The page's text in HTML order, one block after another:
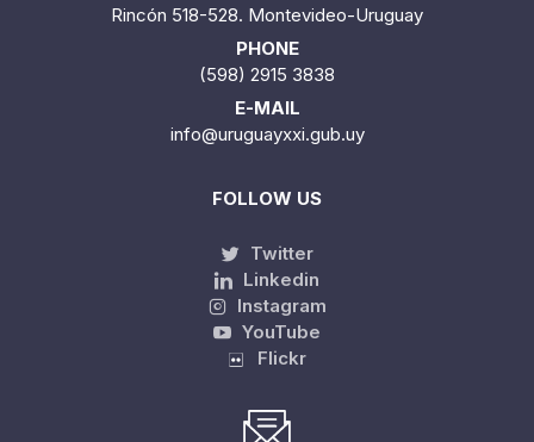
Rincón 518-528. Montevideo-Uruguay
PHONE
(598) 2915 3838
E-MAIL
info@uruguayxxi.gub.uy
FOLLOW US
Twitter
Linkedin
Instagram
YouTube
Flickr